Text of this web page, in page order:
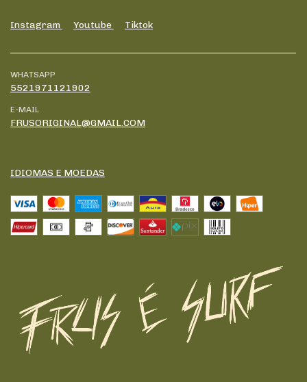
Instagram Youtube Tiktok
WHATSAPP
5521971121902
E-MAIL
FRUSORIGINAL@GMAIL.COM
IDIOMAS E MOEDAS